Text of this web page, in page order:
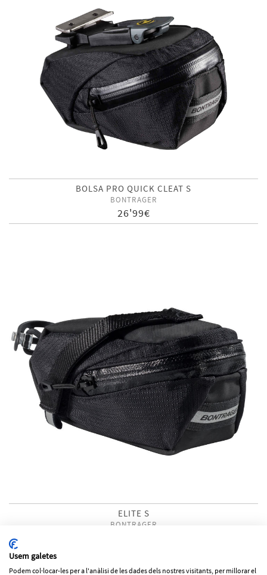
BOLSA PRO QUICK CLEAT S
BONTRAGER
26'99€
ELITE S
BONTRAGER
Usem galetes
Podem col·locar-les per a l'anàlisi de les dades dels nostres visitants, per millorar el